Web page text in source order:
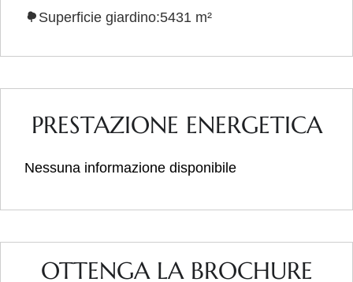
Superficie giardino:5431 m²
PRESTAZIONE ENERGETICA
Nessuna informazione disponibile
OTTENGA LA BROCHURE